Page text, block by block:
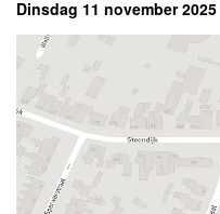
Dinsdag 11 november 2025